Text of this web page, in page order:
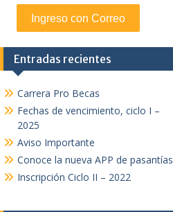
Entradas recientes
Carrera Pro Becas
Fechas de vencimiento, ciclo I –
2025
Aviso Importante
Conoce la nueva APP de pasantías
Inscripción Ciclo II – 2022